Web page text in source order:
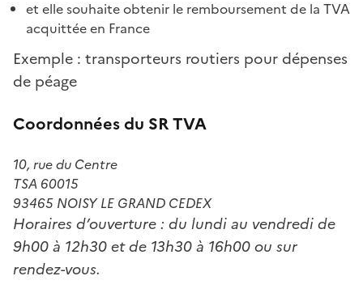
et elle souhaite obtenir le remboursement de la TVA
acquittée en France
Exemple : transporteurs routiers pour dépenses
de péage
Coordonnées du SR TVA
10, rue du Centre
TSA 60015
93465 NOISY LE GRAND CEDEX
Horaires d’ouverture : du lundi au vendredi de
9h00 à 12h30 et de 13h30 à 16h00 ou sur
rendez-vous.